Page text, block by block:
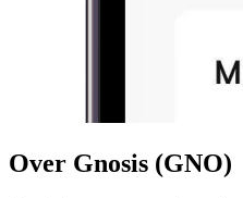
Over Gnosis (GNO)